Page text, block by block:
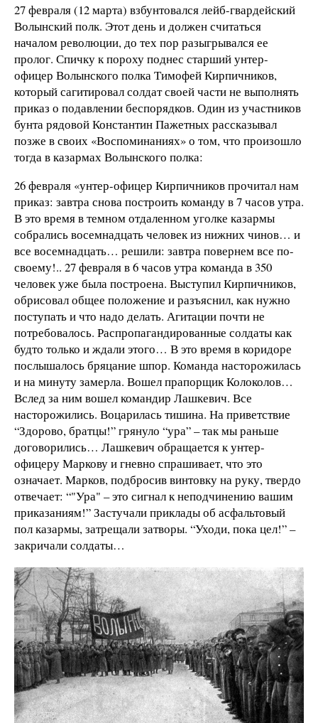
27 февраля (12 марта) взбунтовался лейб-гвардейский
Волынский полк. Этот день и должен считаться
началом революции, до тех пор разыгрывался ее
пролог. Спичку к пороху поднес старший унтер-
офицер Волынского полка Тимофей Кирпичников,
который сагитировал солдат своей части не выполнять
приказ о подавлении беспорядков. Один из участников
бунта рядовой Константин Пажетных рассказывал
позже в своих «Воспоминаниях» о том, что произошло
тогда в казармах Волынского полка:
26 февраля «унтер-офицер Кирпичников прочитал нам
приказ: завтра снова построить команду в 7 часов утра.
В это время в темном отдаленном уголке казармы
собрались восемнадцать человек из нижних чинов… и
все восемнадцать… решили: завтра повернем все по-
своему!.. 27 февраля в 6 часов утра команда в 350
человек уже была построена. Выступил Кирпичников,
обрисовал общее положение и разъяснил, как нужно
поступать и что надо делать. Агитации почти не
потребовалось. Распропагандированные солдаты как
будто только и ждали этого… В это время в коридоре
послышалось бряцание шпор. Команда насторожилась
и на минуту замерла. Вошел прапорщик Колоколов…
Вслед за ним вошел командир Лашкевич. Все
насторожились. Воцарилась тишина. На приветствие
“Здорово, братцы!” грянуло “ура” – так мы раньше
договорились… Лашкевич обращается к унтер-
офицеру Маркову и гневно спрашивает, что это
означает. Марков, подбросив винтовку на руку, твердо
отвечает: “"Ура" – это сигнал к неподчинению вашим
приказаниям!” Застучали приклады об асфальтовый
пол казармы, затрещали затворы. “Уходи, пока цел!” –
закричали солдаты…